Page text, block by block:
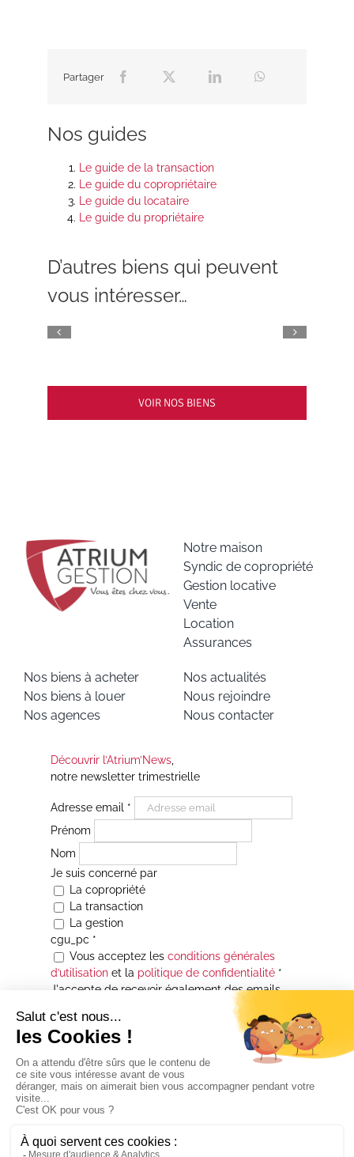
Partager
Nos guides
Le guide de la transaction
Le guide du copropriétaire
Le guide du locataire
Le guide du propriétaire
D’autres biens qui peuvent
vous intéresser…
VOIR NOS BIENS
Notre maison
Syndic de copropriété
Gestion locative
Vente
Location
Assurances
Nos biens à acheter
Nos biens à louer
Nos agences
Nos actualités
Nous rejoindre
Nous contacter
Découvrir l’Atrium’News,
notre newsletter trimestrielle
Adresse email *
Prénom
Nom
Je suis concerné par
La copropriété
La transaction
La gestion
cgu_pc *
Vous acceptez les conditions générales
d’utilisationet la politique de confidentialité*
J'accepte de recevoir également des emails
Je souhaite être informé(e) de toutes les
actualités immobilières des agences de la
Maison Atrium Gestion. À tout moment, vous
pourrez utiliser le lien de désabonnement
intégré aux courriers électroniques qui vous
seront envoyés.
* Champs obligatoires